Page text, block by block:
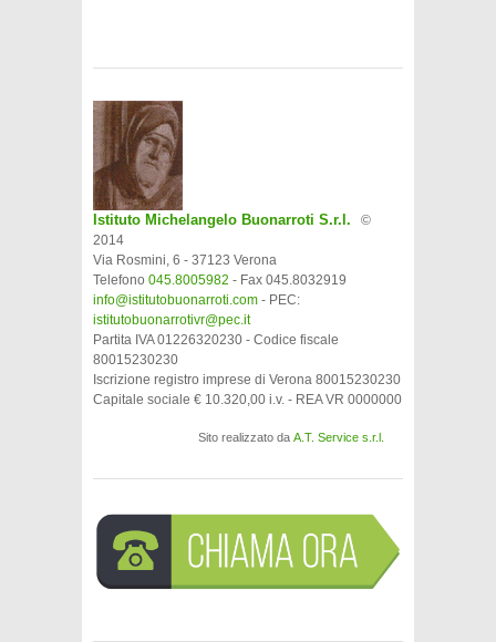
Istituto Michelangelo Buonarroti S.r.l. ©
2014
Via Rosmini, 6 - 37123 Verona
Telefono 045.8005982 - Fax 045.8032919
info@istitutobuonarroti.com - PEC:
istitutobuonarrotivr@pec.it
Partita IVA 01226320230 - Codice fiscale
80015230230
Iscrizione registro imprese di Verona 80015230230
Capitale sociale € 10.320,00 i.v. - REA VR 0000000
Sito realizzato da A.T. Service s.r.l.